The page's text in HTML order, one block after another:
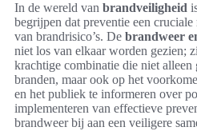
In de wereld van brandveiligheid
begrijpen dat preventie een
van brandrisico’s. De brandweer
niet los van elkaar worden gezien;
krachtige combinatie die niet alleen
branden, maar ook op het
en het publiek te informeren over
implementeren van effectieve
brandweer bij aan een veiligere